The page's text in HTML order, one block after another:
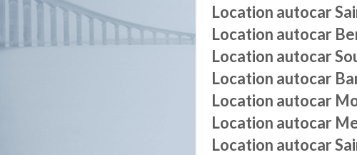
Location autocar
Location autocar
Location autocar
Location autocar
Location autocar
Location autocar
Location autocar